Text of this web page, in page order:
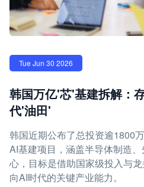
Tue Jun 30 2026
韩国万亿'芯'基建拆解：
代'油田'
韩国近期公布了总投资逾1800
AI基建项目，涵盖半导体制造
心，目标是借助国家级投入与
向AI时代的关键产业能力。